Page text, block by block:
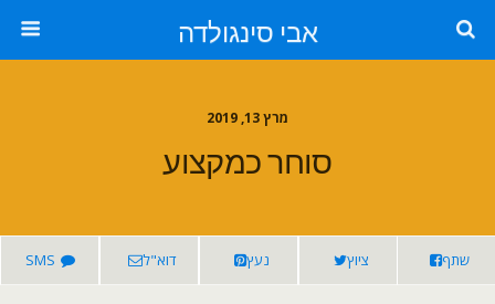
אבי סינגולדה
מרץ 13, 2019
סוחר כמקצוע
שתף ציוץ נעץ דוא"ל SMS